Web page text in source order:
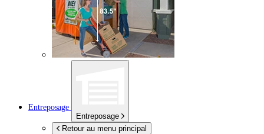
Entreposage
Entreposage
Retour au menu principal